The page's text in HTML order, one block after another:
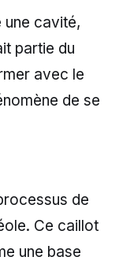
une cavité,
partie du
avec le
de se
de
Ce caillot
une base